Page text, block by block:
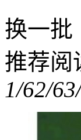
换一批
推荐阅
1/62/6